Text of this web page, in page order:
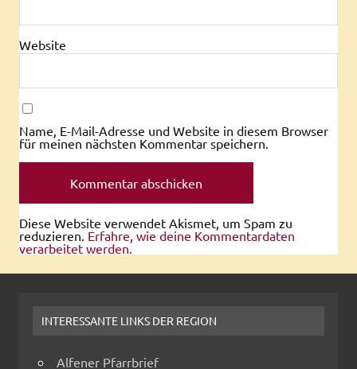
Website
Name, E-Mail-Adresse und Website in diesem Browser
für meinen nächsten Kommentar speichern.
Diese Website verwendet Akismet, um Spam zu
reduzieren. Erfahre, wie deine Kommentardaten
verarbeitet werden.
INTERESSANTE LINKS DER REGION
Alfener Pfarrbrief